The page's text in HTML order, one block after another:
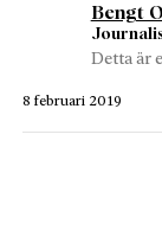
Bengt
Detta är
8 februari 2019